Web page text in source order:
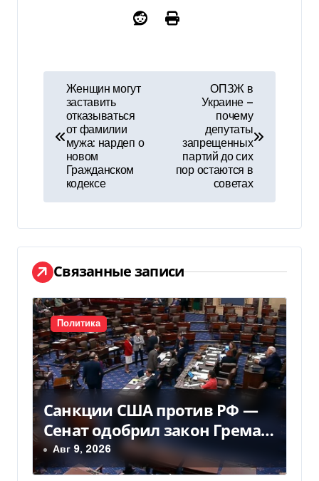
в
г
а
ц
и
я
п
о
з
а
п
Женщин могут
заставить
отказываться
от фамилии
мужа: нардеп о
новом
Гражданском
кодексе
ОПЗЖ в
Украине —
почему
депутаты
запрещенных
партий до сих
пор остаются в
советах
Связанные записи
Политика
Санкции США против РФ —
Сенат одобрил закон Грема
— Фокус
Авг 9, 2026